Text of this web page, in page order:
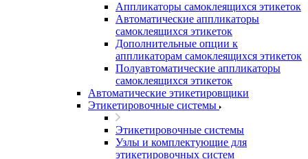
Аппликаторы самоклеящихся этикеток
Автоматические аппликаторы
самоклеящихся этикеток
Дополнительные опции к
аппликаторам самоклеящихся этикеток
Полуавтоматические аппликаторы
самоклеящихся этикеток
Автоматические этикетировщики
Этикетировочные системы
Этикетировочные системы
Узлы и комплектующие для
этикетировочных систем